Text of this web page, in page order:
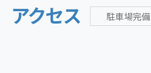
アクセス 駐車場完備